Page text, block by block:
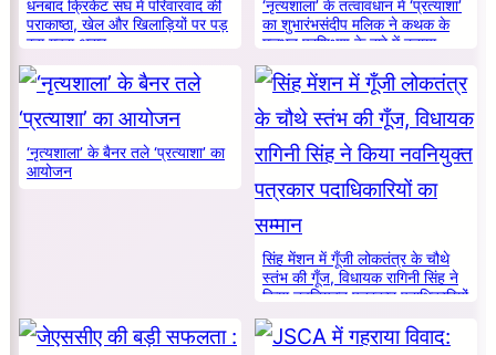
धनबाद क्रिकेट संघ में परिवारवाद की
पराकाष्ठा, खेल और खिलाड़ियों पर पड़
रहा गहरा असर
‘नृत्यशाला’ के तत्वावधान में ‘प्रत्याशा’
का शुभारंभसंदीप मलिक ने कथक के
मूलभूत प्रशिक्षण के बारे में बताया
‘नृत्यशाला’ के बैनर तले ‘प्रत्याशा’ का
आयोजन
सिंह मेंशन में गूँजी लोकतंत्र के चौथे
स्तंभ की गूँज, विधायक रागिनी सिंह ने
किया नवनियुक्त पत्रकार पदाधिकारियों
का सम्मान